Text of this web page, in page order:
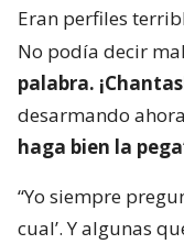
Eran perfiles
No podía decir
palabra.
desarmando
haga bien la pega
“Yo siempre
cual’. Y algunas